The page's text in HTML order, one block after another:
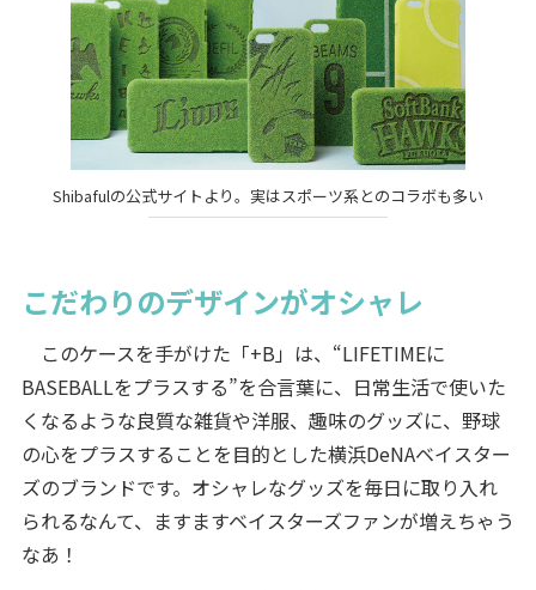
Shibafulの公式サイトより。実はスポーツ系とのコラボも多い
こだわりのデザインがオシャレ
このケースを手がけた「+B」は、“LIFETIMEに
BASEBALLをプラスする”を合言葉に、日常生活で使いた
くなるような良質な雑貨や洋服、趣味のグッズに、野球
の心をプラスすることを目的とした横浜DeNAベイスター
ズのブランドです。オシャレなグッズを毎日に取り入れ
られるなんて、ますますベイスターズファンが増えちゃう
なあ！